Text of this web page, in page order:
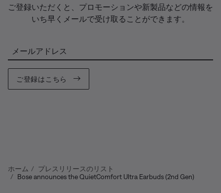
ご登録いただくと、プロモーションや新製品などの情報を
いち早くメールで受け取ることができます。
メールアドレス
ご登録はこちら
ホーム
プレスリリースのリスト
Bose announces the QuietComfort Ultra Earbuds (2nd Gen)